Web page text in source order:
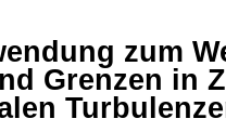
zum
Grenzen in